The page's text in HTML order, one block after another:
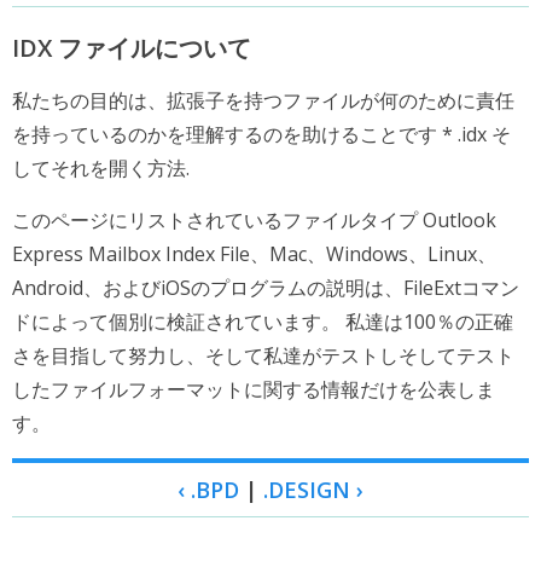
IDX ファイルについて
私たちの目的は、拡張子を持つファイルが何のために責任
を持っているのかを理解するのを助けることです * .idx そ
してそれを開く方法.
このページにリストされているファイルタイプ Outlook
Express Mailbox Index File、Mac、Windows、Linux、
Android、およびiOSのプログラムの説明は、FileExtコマン
ドによって個別に検証されています。 私達は100％の正確
さを目指して努力し、そして私達がテストしそしてテスト
したファイルフォーマットに関する情報だけを公表しま
す。
‹ .BPD | .DESIGN ›